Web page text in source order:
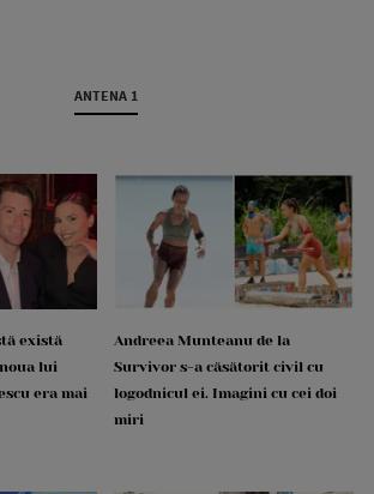
ANTENA 1
există
lui
era mai
Andreea Munteanu de la
Survivor s-a căsătorit civil cu
logodnicul ei. Imagini cu cei doi
miri